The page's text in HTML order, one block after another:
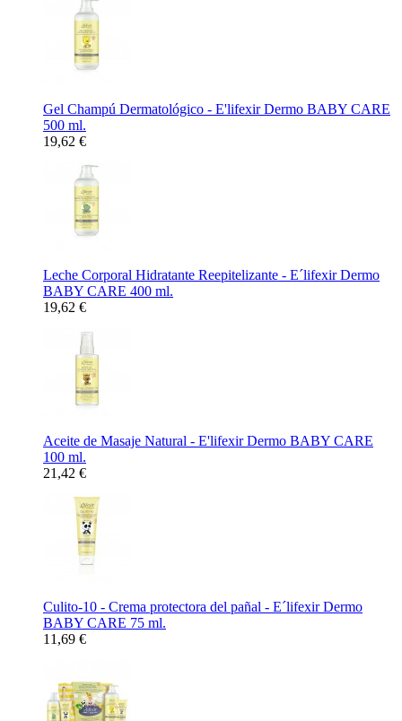
Gel Champú Dermatológico - E'lifexir Dermo BABY CARE
500 ml.
19,62 €
Leche Corporal Hidratante Reepitelizante - E´lifexir Dermo
BABY CARE 400 ml.
19,62 €
Aceite de Masaje Natural - E'lifexir Dermo BABY CARE
100 ml.
21,42 €
Culito-10 - Crema protectora del pañal - E´lifexir Dermo
BABY CARE 75 ml.
11,69 €